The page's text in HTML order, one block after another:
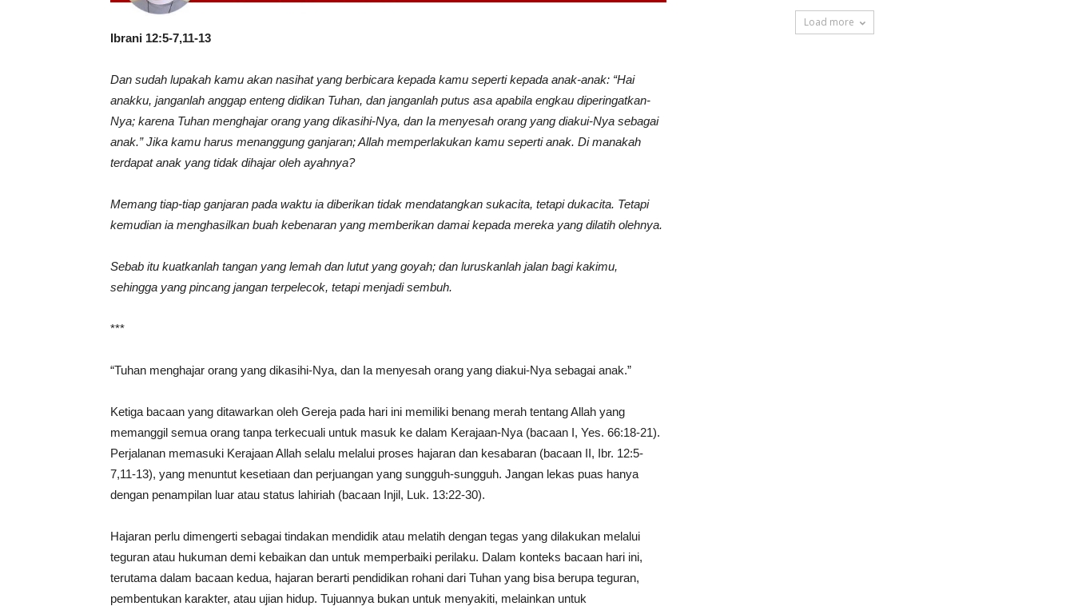
Ibrani 12:5-7,11-13
Dan sudah lupakah kamu akan nasihat yang berbicara kepada kamu seperti kepada anak-anak: “Hai
anakku, janganlah anggap enteng didikan Tuhan, dan janganlah putus asa apabila engkau diperingatkan-
Nya; karena Tuhan menghajar orang yang dikasihi-Nya, dan Ia menyesah orang yang diakui-Nya sebagai
anak.” Jika kamu harus menanggung ganjaran; Allah memperlakukan kamu seperti anak. Di manakah
terdapat anak yang tidak dihajar oleh ayahnya?
Memang tiap-tiap ganjaran pada waktu ia diberikan tidak mendatangkan sukacita, tetapi dukacita. Tetapi
kemudian ia menghasilkan buah kebenaran yang memberikan damai kepada mereka yang dilatih olehnya.
Sebab itu kuatkanlah tangan yang lemah dan lutut yang goyah; dan luruskanlah jalan bagi kakimu,
sehingga yang pincang jangan terpelecok, tetapi menjadi sembuh.
***
“Tuhan menghajar orang yang dikasihi-Nya, dan Ia menyesah orang yang diakui-Nya sebagai anak.”
Ketiga bacaan yang ditawarkan oleh Gereja pada hari ini memiliki benang merah tentang Allah yang
memanggil semua orang tanpa terkecuali untuk masuk ke dalam Kerajaan-Nya (bacaan I, Yes. 66:18-21).
Perjalanan memasuki Kerajaan Allah selalu melalui proses hajaran dan kesabaran (bacaan II, Ibr. 12:5-
7,11-13), yang menuntut kesetiaan dan perjuangan yang sungguh-sungguh. Jangan lekas puas hanya
dengan penampilan luar atau status lahiriah (bacaan Injil, Luk. 13:22-30).
Hajaran perlu dimengerti sebagai tindakan mendidik atau melatih dengan tegas yang dilakukan melalui
teguran atau hukuman demi kebaikan dan untuk memperbaiki perilaku. Dalam konteks bacaan hari ini,
terutama dalam bacaan kedua, hajaran berarti pendidikan rohani dari Tuhan yang bisa berupa teguran,
pembentukan karakter, atau ujian hidup. Tujuannya bukan untuk menyakiti, melainkan untuk
Load more